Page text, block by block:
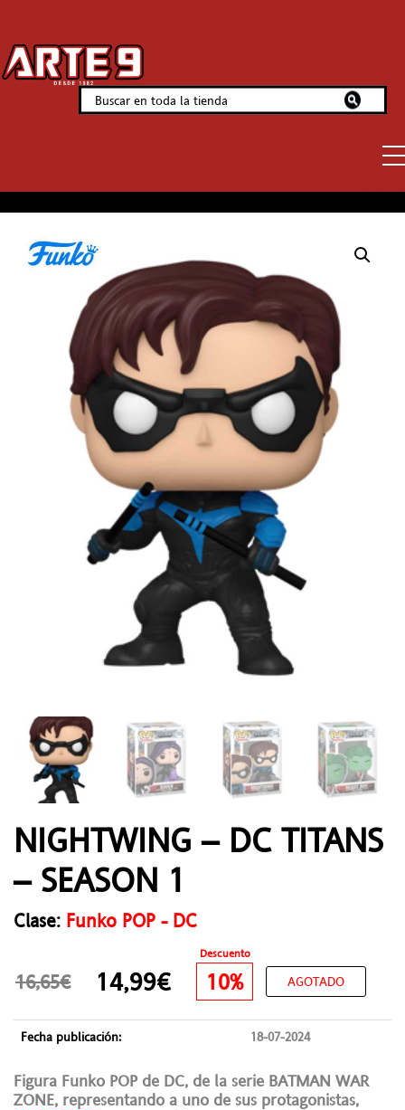
NIGHTWING – DC TITANS
– SEASON 1
Clase: Funko POP - DC
Descuento
16,65€ 14,99€ 10% AGOTADO
Fecha publicación: 18-07-2024
Figura Funko POP de DC, de la serie BATMAN WAR
ZONE, representando a uno de sus protagonistas,